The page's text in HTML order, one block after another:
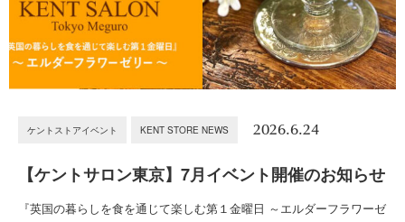
ケントストアイベント KENT STORE NEWS 2026.6.24
【ケントサロン東京】7月イベント開催のお知らせ
『英国の暮らしを食を通じて楽しむ第１金曜日 ～エルダーフラワーゼ